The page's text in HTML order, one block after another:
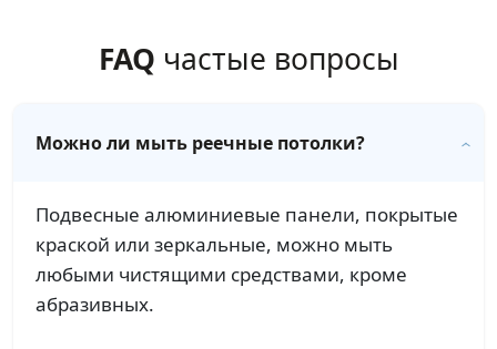
FAQ частые вопросы
Можно ли мыть реечные потолки?
Подвесные алюминиевые панели, покрытые
краской или зеркальные, можно мыть
любыми чистящими средствами, кроме
абразивных.